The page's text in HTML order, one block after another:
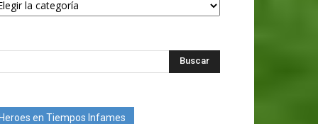
Heroes en Tiempos Infames